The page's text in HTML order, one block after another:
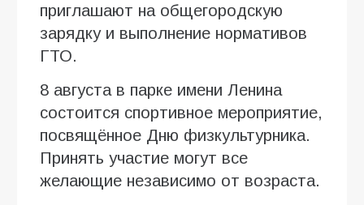
приглашают на общегородскую
зарядку и выполнение нормативов
ГТО.
8 августа в парке имени Ленина
состоится спортивное мероприятие,
посвящённое Дню физкультурника.
Принять участие могут все
желающие независимо от возраста.